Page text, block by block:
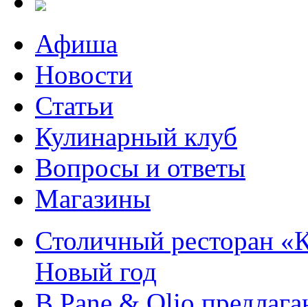
Афиша
Новости
Статьи
Кулинарный клуб
Вопросы и ответы
Магазины
Столичный ресторан
Новый год